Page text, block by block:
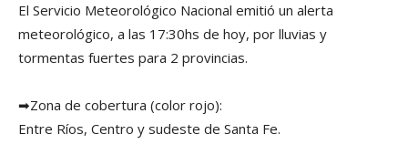
El Servicio Meteorológico Nacional emitió un alerta
meteorológico, a las 17:30hs de hoy, por lluvias y
tormentas fuertes para 2 provincias.
➡Zona de cobertura (color rojo):
Entre Ríos, Centro y sudeste de Santa Fe.